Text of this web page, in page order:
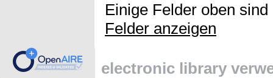
Einige Felder oben
Felder anzeigen
electronic library